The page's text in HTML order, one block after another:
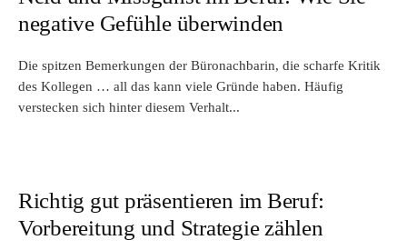
negative Gefühle überwinden
Die spitzen Bemerkungen der Büronachbarin, die scharfe Kritik
des Kollegen … all das kann viele Gründe haben. Häufig
verstecken sich hinter diesem Verhalt...
Richtig gut präsentieren im Beruf:
Vorbereitung und Strategie zählen